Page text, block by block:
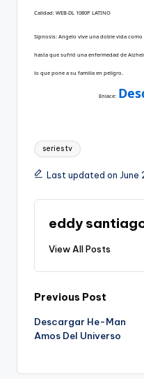
Calidad: WEB-DL 1080P LATINO
Sipnosis: Angelo vive una doble vida
hasta que sufrió una enfermedad de
lo que pone a su familia en peligro.
Enlace:
Tags:
series tv
Last updated on June
eddy
View All Posts
Post
navigation
Previous Post
Descargar He-Man
Amos Del Universo